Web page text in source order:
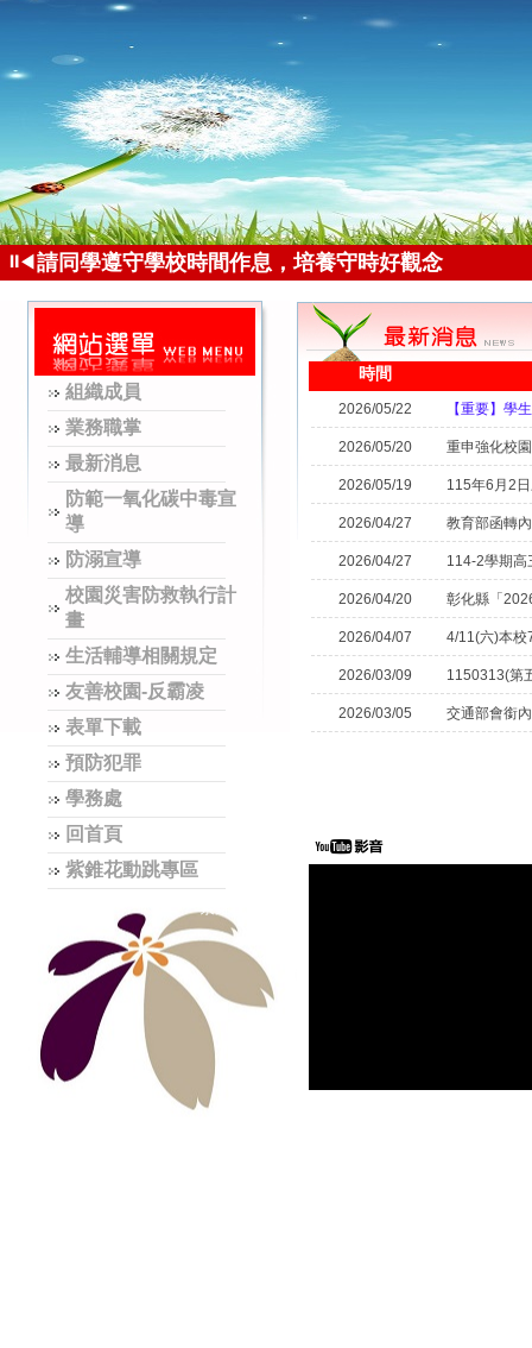
⏸◀
多查證勿貪小便宜，別變成詐騙目標，也不要淪為
請同學遵守學校時間作息，培養守時好觀念
紫錐花運動 攜手反毒 健康幸福
組織成員
業務職掌
最新消息
防範一氧化碳中毒宣
導
防溺宣導
校園災害防救執行計
畫
生活輔導相關規定
友善校園-反霸凌
表單下載
預防犯罪
學務處
回首頁
紫錐花動跳專區
紫錐花運動
時間
2026/05/22 【重要】學
2026/05/20 重申強化校
2026/05/19 115年6月2
2026/04/27
2026/04/27 114-2學期高
2026/04/20 彰化縣「
2026/04/07 4/11(六)本校
2026/03/09 1150313(第
2026/03/05 交通部會銜